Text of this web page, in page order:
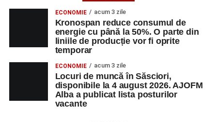
ECONOMIE acum 3 zile
Kronospan reduce consumul de
energie cu până la 50%. O parte din
liniile de producție vor fi oprite
temporar
ECONOMIE acum 3 zile
Locuri de muncă în Săsciori,
disponibile la 4 august 2026. AJOFM
Alba a publicat lista posturilor
vacante